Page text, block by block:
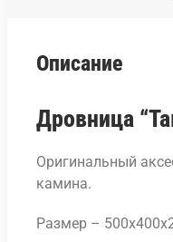
Описание
Дровница
Оригинальный
камина.
Размер –